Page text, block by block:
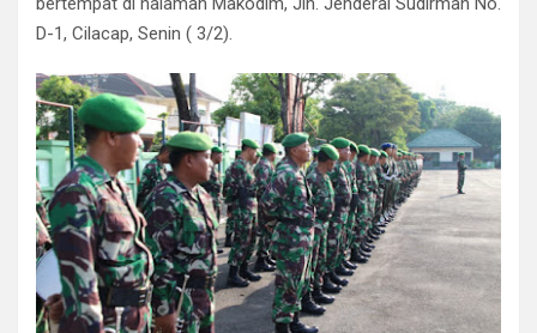
D-1, Cilacap, Senin ( 3/2).